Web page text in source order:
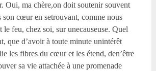
Oui, ma chère,on doit soutenir souvent
son cœur en setrouvant, comme nous
le feu, chez soi, sur unecauseuse. Quel
que d’avoir à toute minute unintérêt
les fibres du cœur et les étend, den’être
sa vie attachée à une promenade